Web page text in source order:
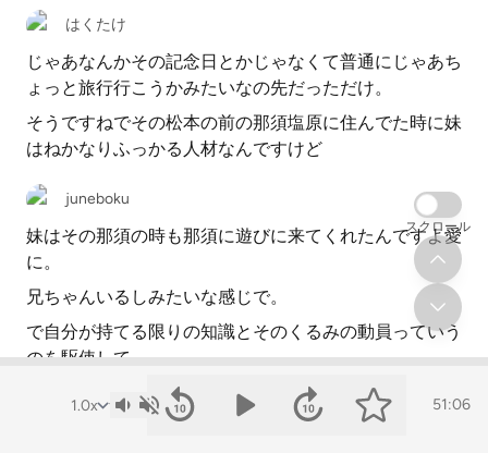
はくたけ
じゃあなんかその記念日とかじゃなくて普通にじゃあち
ょっと旅行行こうかみたいなの先だっただけ。
そうですねでその松本の前の那須塩原に住んでた時に妹
はねかなりふっかる人材なんですけど
juneboku
妹はその那須の時も那須に遊びに来てくれたんですよ愛
に。
兄ちゃんいるしみたいな感じで。
で自分が持てる限りの知識とそのくるみの動員っていう
のを駆使して
あの自分がいいと思ってる那須塩原のいいところを連れ
回すっていうのをやって
51:06
スクロール